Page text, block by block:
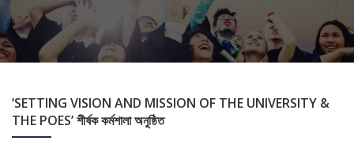
‘SETTING VISION AND MISSION OF THE UNIVERSITY &
THE POES’ শীর্ষক কর্মশালা অনুষ্ঠিত